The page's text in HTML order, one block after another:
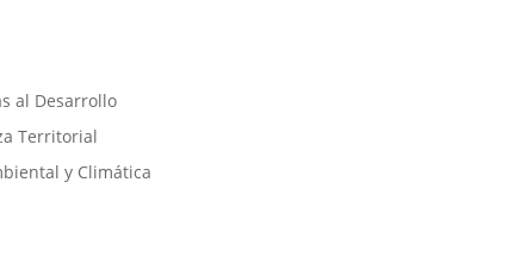
al Desarrollo
Territorial
y Climática